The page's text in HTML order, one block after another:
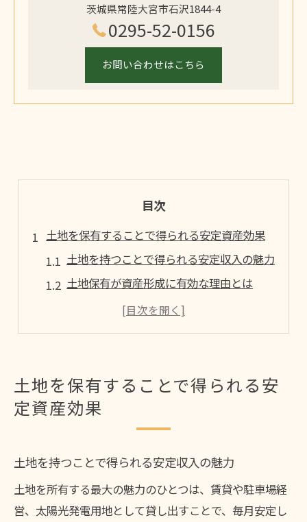
茨城県常陸大宮市石沢1844-4
0295-52-0156
お問い合わせはこちら
目次
土地を保有することで得られる安定資産効果
土地を持つことで得られる安定収入の魅力
土地保有が資産形成に有効な理由とは
土地の長期保有が生む経済的な安定性
土地を持っている人が感じる価値とは何か
資産形成に活きる土地の持つメリット解説
土地を持つことが資産形成に役立つ理由
土地の価値が資産防衛につながる仕組み
土地持ちが資産を守るための工夫とは
土地を保有することで得られる安
定資産効果
土地を持つことで得られる安定収入の魅力
土地を所有する最大の魅力のひとつは、賃貸や駐車場経
営、太陽光発電用地として貸し出すことで、毎月安定し